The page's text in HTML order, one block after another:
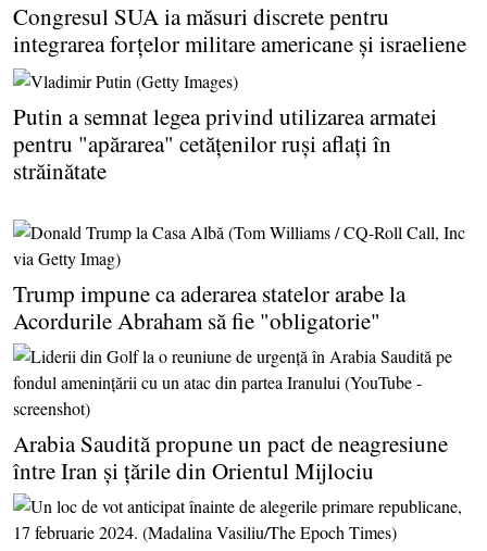
Congresul SUA ia măsuri discrete pentru
integrarea forţelor militare americane şi israeliene
Putin a semnat legea privind utilizarea armatei
pentru "apărarea" cetăţenilor ruşi aflaţi în
străinătate
Trump impune ca aderarea statelor arabe la
Acordurile Abraham să fie "obligatorie"
Arabia Saudită propune un pact de neagresiune
între Iran şi ţările din Orientul Mijlociu